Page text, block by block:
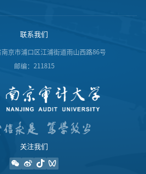
联系我们
京市浦口区江浦街道雨山西路86号
邮编：211815
关注我们